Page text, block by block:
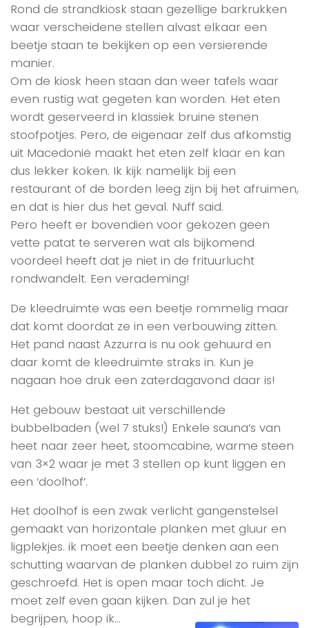
Rond de strandkiosk staan gezellige barkrukken
waar verscheidene stellen alvast elkaar een
beetje staan te bekijken op een versierende
manier.
Om de kiosk heen staan dan weer tafels waar
even rustig wat gegeten kan worden. Het eten
wordt geserveerd in klassiek bruine stenen
stoofpotjes. Pero, de eigenaar zelf dus afkomstig
uit Macedonië maakt het eten zelf klaar en kan
dus lekker koken. Ik kijk namelijk bij een
restaurant of de borden leeg zijn bij het afruimen,
en dat is hier dus het geval. Nuff said.
Pero heeft er bovendien voor gekozen geen
vette patat te serveren wat als bijkomend
voordeel heeft dat je niet in de frituurlucht
rondwandelt. Een verademing!
De kleedruimte was een beetje rommelig maar
dat komt doordat ze in een verbouwing zitten.
Het pand naast Azzurra is nu ook gehuurd en
daar komt de kleedruimte straks in. Kun je
nagaan hoe druk een zaterdagavond daar is!
Het gebouw bestaat uit verschillende
bubbelbaden (wel 7 stuks!) Enkele sauna’s van
heet naar zeer heet, stoomcabine, warme steen
van 3×2 waar je met 3 stellen op kunt liggen en
een ‘doolhof’.
Het doolhof is een zwak verlicht gangenstelsel
gemaakt van horizontale planken met gluur en
ligplekjes. ik moet een beetje denken aan een
schutting waarvan de planken dubbel zo ruim zijn
geschroefd. Het is open maar toch dicht. Je
moet zelf even gaan kijken. Dan zul je het
begrijpen, hoop ik…